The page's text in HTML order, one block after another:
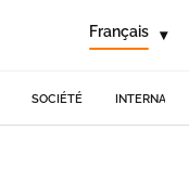
Français ▾
SOCIÉTÉ